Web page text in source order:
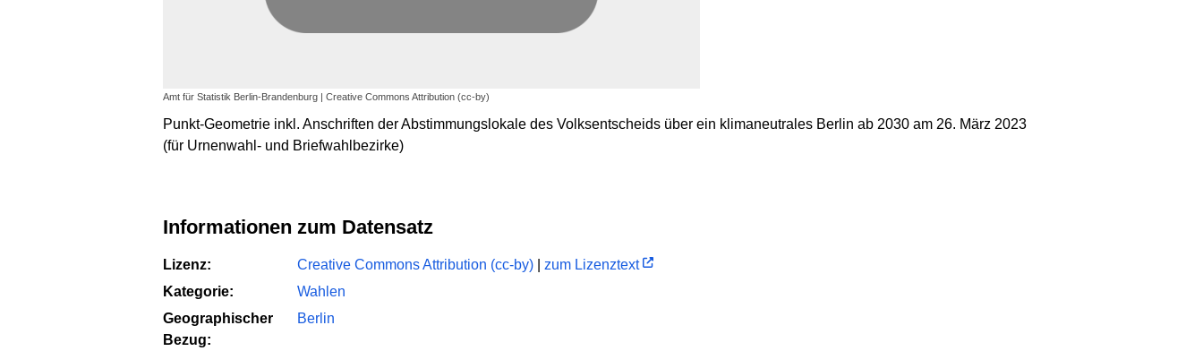
Amt für Statistik Berlin-Brandenburg | Creative Commons Attribution (cc-by)
Punkt-Geometrie inkl. Anschriften der Abstimmungslokale des Volksentscheids über ein klimaneutrales Berlin ab 2030 am 26. März 2023
(für Urnenwahl- und Briefwahlbezirke)
Informationen zum Datensatz
Lizenz: Creative Commons Attribution (cc-by)
zum Lizenztext
Kategorie:
Wahlen
Geographischer
Bezug:
Berlin